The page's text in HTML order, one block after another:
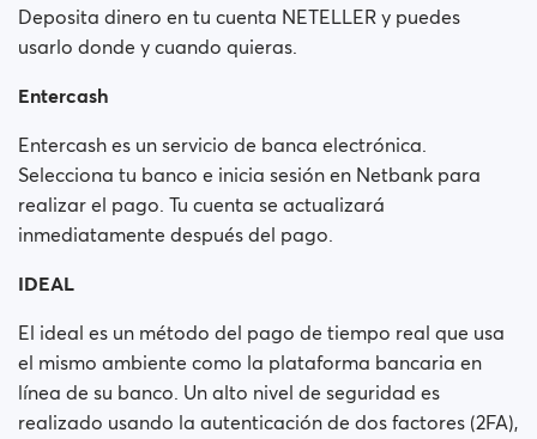
Deposita dinero en tu cuenta NETELLER y puedes
usarlo donde y cuando quieras.
Entercash
Entercash es un servicio de banca electrónica.
Selecciona tu banco e inicia sesión en Netbank para
realizar el pago. Tu cuenta se actualizará
inmediatamente después del pago.
IDEAL
El ideal es un método del pago de tiempo real que usa
el mismo ambiente como la plataforma bancaria en
línea de su banco. Un alto nivel de seguridad es
realizado usando la autenticación de dos factores (2FA),